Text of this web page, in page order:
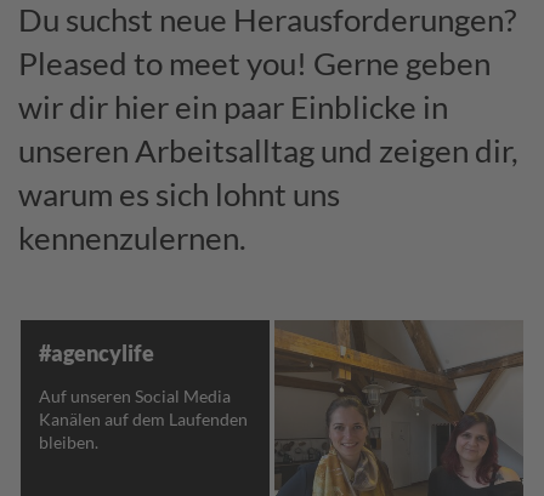
Du suchst neue Herausforderungen?
Pleased to meet you! Gerne geben
wir dir hier ein paar Einblicke in
unseren Arbeitsalltag und zeigen dir,
warum es sich lohnt uns
kennenzulernen.
#agencylife
Auf unseren Social Media
Kanälen auf dem Laufenden
bleiben.